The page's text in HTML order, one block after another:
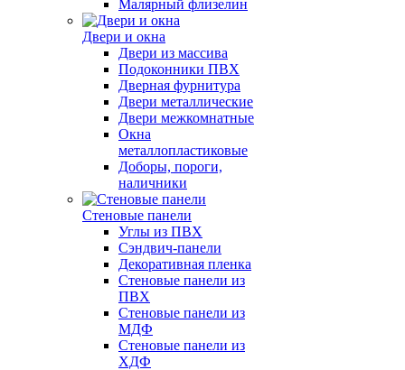
Малярный флизелин
Двери и окна
Двери из массива
Подоконники ПВХ
Дверная фурнитура
Двери металлические
Двери межкомнатные
Окна
металлопластиковые
Доборы, пороги,
наличники
Стеновые панели
Углы из ПВХ
Сэндвич-панели
Декоративная пленка
Стеновые панели из
ПВХ
Стеновые панели из
МДФ
Стеновые панели из
ХДФ